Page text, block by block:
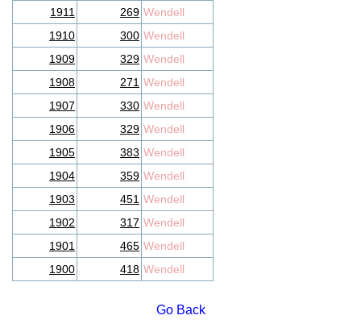
1911
269 Wendell
1910
300 Wendell
1909
329 Wendell
1908
271 Wendell
1907
330 Wendell
1906
329 Wendell
1905
383 Wendell
1904
359 Wendell
1903
451 Wendell
1902
317 Wendell
1901
465 Wendell
1900
418 Wendell
Go Back